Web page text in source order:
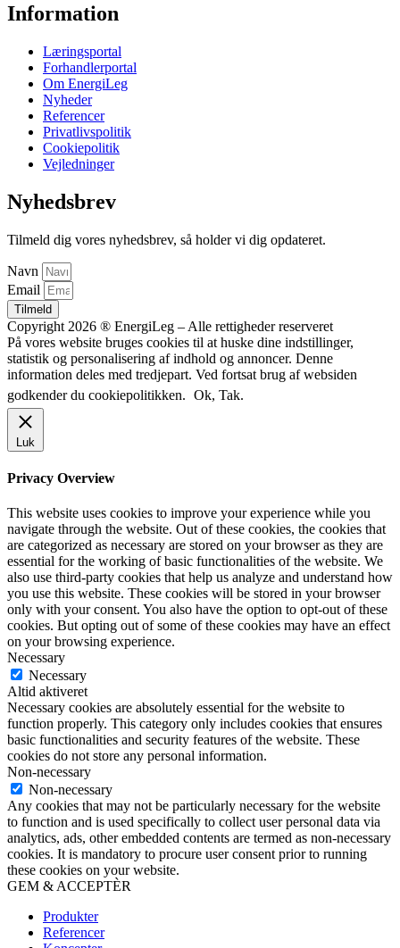
Information
Læringsportal
Forhandlerportal
Om EnergiLeg
Nyheder
Referencer
Privatlivspolitik
Cookiepolitik
Vejledninger
Nyhedsbrev
Tilmeld dig vores nyhedsbrev, så holder vi dig opdateret.
Navn
Email
Tilmeld
Copyright 2026 ® EnergiLeg – Alle rettigheder reserveret
På vores website bruges cookies til at huske dine indstillinger,
statistik og personalisering af indhold og annoncer. Denne
information deles med tredjepart. Ved fortsat brug af websiden
godkender du cookiepolitikken. Ok, Tak.
Luk
Privacy Overview
This website uses cookies to improve your experience while you
navigate through the website. Out of these cookies, the cookies that
are categorized as necessary are stored on your browser as they are
essential for the working of basic functionalities of the website. We
also use third-party cookies that help us analyze and understand how
you use this website. These cookies will be stored in your browser
only with your consent. You also have the option to opt-out of these
cookies. But opting out of some of these cookies may have an effect
on your browsing experience.
Necessary
Necessary
Altid aktiveret
Necessary cookies are absolutely essential for the website to
function properly. This category only includes cookies that ensures
basic functionalities and security features of the website. These
cookies do not store any personal information.
Non-necessary
Non-necessary
Any cookies that may not be particularly necessary for the website
to function and is used specifically to collect user personal data via
analytics, ads, other embedded contents are termed as non-necessary
cookies. It is mandatory to procure user consent prior to running
these cookies on your website.
GEM & ACCEPTÈR
Produkter
Referencer